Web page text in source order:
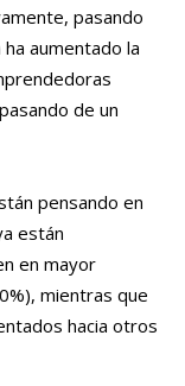
pasando
aumentado la
de un
pensando en
están
en mayor
mientras que
hacia otros